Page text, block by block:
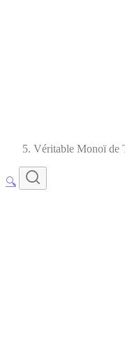
Véritable Monoï de
🔍